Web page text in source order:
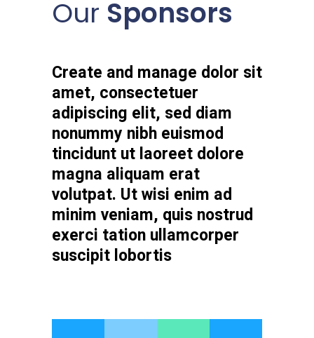
Our Sponsors
Create and manage dolor sit
amet, consectetuer
adipiscing elit, sed diam
nonummy nibh euismod
tincidunt ut laoreet dolore
magna aliquam erat
volutpat. Ut wisi enim ad
minim veniam, quis nostrud
exerci tation ullamcorper
suscipit lobortis